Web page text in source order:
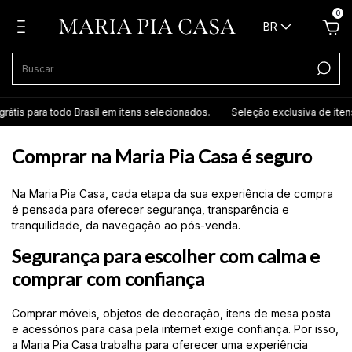
BR
0
para todo Brasil em itens selecionados. Seleção exclusiva de itens
Comprar na Maria Pia Casa é seguro
Na Maria Pia Casa, cada etapa da sua experiência de compra
é pensada para oferecer segurança, transparência e
tranquilidade, da navegação ao pós-venda.
Segurança para escolher com calma e
comprar com confiança
Comprar móveis, objetos de decoração, itens de mesa posta
e acessórios para casa pela internet exige confiança. Por isso,
a Maria Pia Casa trabalha para oferecer uma experiência